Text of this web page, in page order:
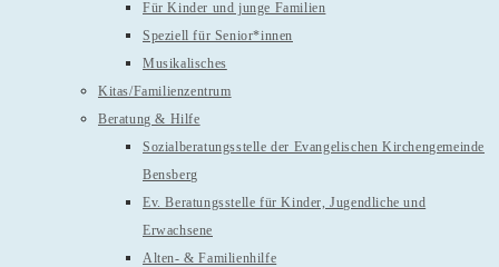
Für Kinder und junge Familien
Speziell für Senior*innen
Musikalisches
Kitas/Familienzentrum
Beratung & Hilfe
Sozialberatungsstelle der Evangelischen Kirchengemeinde
Bensberg
Ev. Beratungsstelle für Kinder, Jugendliche und
Erwachsene
Alten- & Familienhilfe